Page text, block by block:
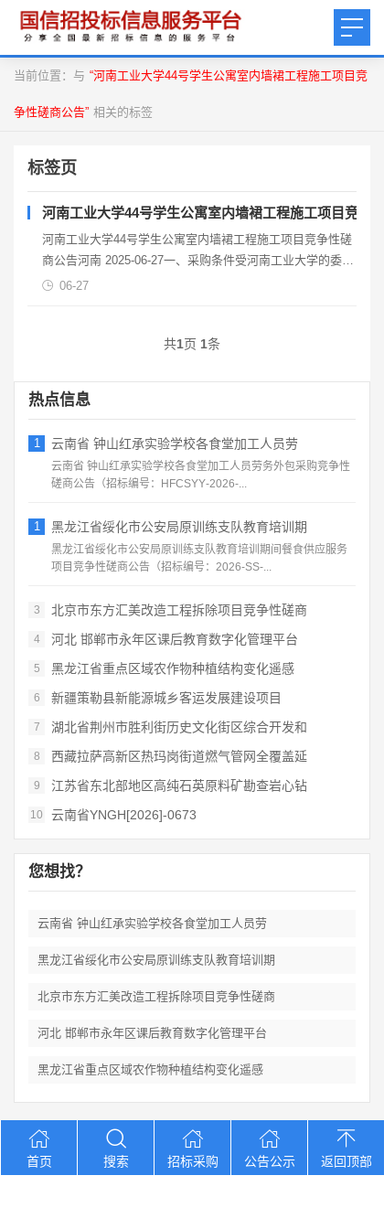
当前位置：与 “河南工业大学44号学生公寓室内墙裙工程施工项目竞
争性磋商公告” 相关的标签
标签页
河南工业大学44号学生公寓室内墙裙工程施工项目竞争
河南工业大学44号学生公寓室内墙裙工程施工项目竞争性磋
商公告河南 2025-06-27一、采购条件受河南工业大学的委
托，拟对河南工业大学44号学生公寓室内墙
06-27
共1页 1条
热点信息
1 云南省 钟山红承实验学校各食堂加工人员劳
云南省 钟山红承实验学校各食堂加工人员劳务外包采购竞争性
磋商公告（招标编号：HFCSYY‑2026‑...
1 黑龙江省绥化市公安局原训练支队教育培训期
黑龙江省绥化市公安局原训练支队教育培训期间餐食供应服务
项目竞争性磋商公告（招标编号：2026‑SS‑...
3 北京市东方汇美改造工程拆除项目竞争性磋商
4 河北 邯郸市永年区课后教育数字化管理平台
5 黑龙江省重点区域农作物种植结构变化遥感
6 新疆策勒县新能源城乡客运发展建设项目
7 湖北省荆州市胜利街历史文化街区综合开发和
8 西藏拉萨高新区热玛岗街道燃气管网全覆盖延
9 江苏省东北部地区高纯石英原料矿勘查岩心钻
10 云南省YNGH[2026]-0673
您想找？
云南省 钟山红承实验学校各食堂加工人员劳
黑龙江省绥化市公安局原训练支队教育培训期
北京市东方汇美改造工程拆除项目竞争性磋商
河北 邯郸市永年区课后教育数字化管理平台
黑龙江省重点区域农作物种植结构变化遥感
Copyright © 2012-2026 中招招标网 版权所有 网站备案号：京
ICP备2023026371号-2
首页 搜索 招标采购 公告公示 返回顶部